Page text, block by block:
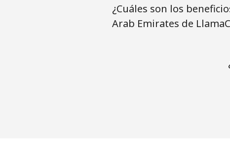
¿Cuáles son los
Arab Emirates de